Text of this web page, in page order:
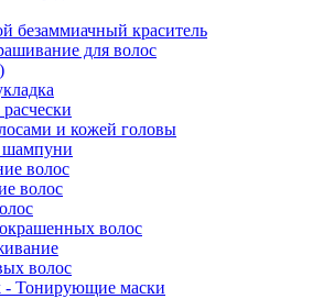
безаммиачный краситель
для волос
и кожей головы
шампуни
волос
волос
волос
волос
- Тонирующие маски